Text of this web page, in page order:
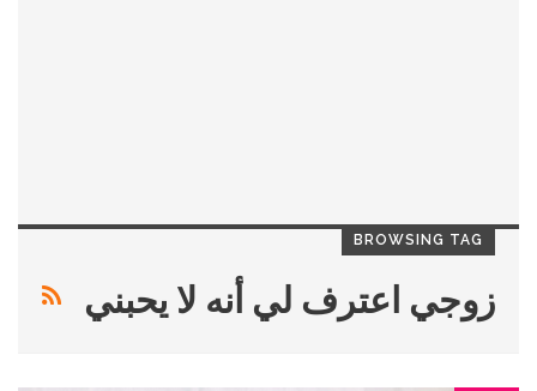
BROWSING TAG
زوجي اعترف لي أنه لا يحبني